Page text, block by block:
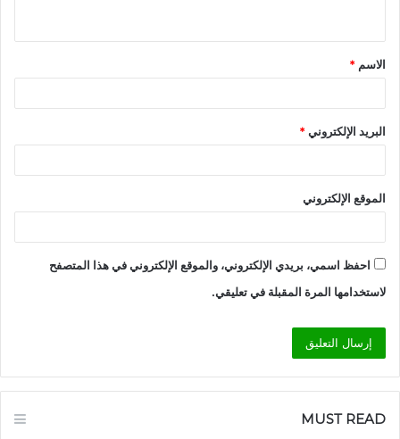
ق
*
الاسم *
البريد الإلكتروني*
الموقع الإلكتروني
احفظ اسمي، بريدي الإلكتروني، والموقع الإلكتروني في هذا المتصفح
لاستخدامها المرة المقبلة في تعليقي.
MUST READ